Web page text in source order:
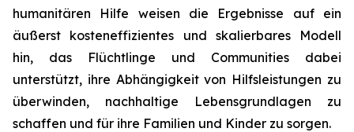
humanitären Hilfe weisen die Ergebnisse auf ein
äußerst kosteneffizientes und skalierbares Modell
hin, das Flüchtlinge und Communities dabei
unterstützt, ihre Abhängigkeit von Hilfsleistungen zu
überwinden, nachhaltige Lebensgrundlagen zu
schaffen und für ihre Familien und Kinder zu sorgen.